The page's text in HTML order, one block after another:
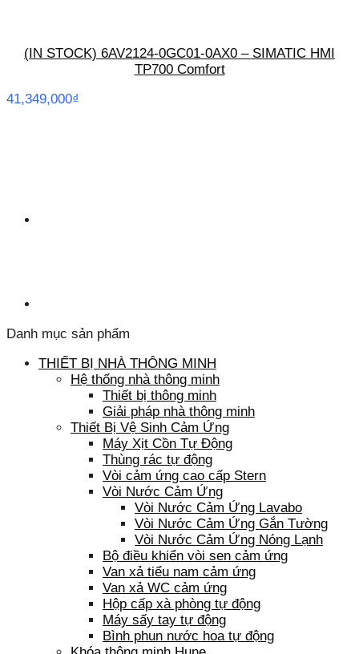
(IN STOCK) 6AV2124-0GC01-0AX0 – SIMATIC HMI
TP700 Comfort
41,349,000₫
Danh mục sản phẩm
THIẾT BỊ NHÀ THÔNG MINH
Hệ thống nhà thông minh
Thiết bị thông minh
Giải pháp nhà thông minh
Thiết Bị Vệ Sinh Cảm Ứng
Máy Xịt Cồn Tự Động
Thùng rác tự động
Vòi cảm ứng cao cấp Stern
Vòi Nước Cảm Ứng
Vòi Nước Cảm Ứng Lavabo
Vòi Nước Cảm Ứng Gắn Tường
Vòi Nước Cảm Ứng Nóng Lạnh
Bộ điều khiển vòi sen cảm ứng
Van xả tiểu nam cảm ứng
Van xả WC cảm ứng
Hộp cấp xà phòng tự động
Máy sấy tay tự động
Bình phun nước hoa tự động